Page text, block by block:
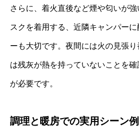
さらに、着火直後など煙や匂いが
スクを着用する、近隣キャンパー
ーも大切です。夜間には火の見張
は残灰が熱を持っていないことを
が必要です。
調理と暖房での実用シーン例